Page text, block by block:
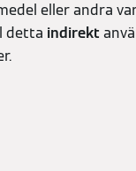
eller andra
detta indirekt